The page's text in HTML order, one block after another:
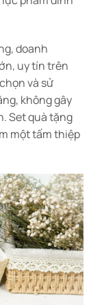
doanh
uy tín trên
và sử
không gây
Set quà tặng
một tấm thiệp